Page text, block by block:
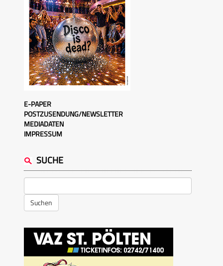
E-PAPER
POSTZUSENDUNG/NEWSLETTER
MEDIADATEN
IMPRESSUM
SUCHE
Suchen